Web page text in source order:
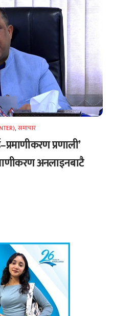
,समाचार
प्रणाली’
अनलाइनबाटै